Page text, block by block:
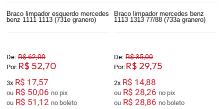
Braco limpador esquerdo mercedes
benz 1111 1113 (731e granero)
De: R$ 62,00
Por: R$ 52,70
3x R$ 17,57
ou R$ 50,06
no pix
ou R$ 51,12 no boleto
Braco limpador mercedes benz
1113 1313 77/88 (733a granero)
De: R$ 35,00
Por: R$ 29,75
2x R$ 14,88
ou R$ 28,26
no pix
ou R$ 28,86 no boleto